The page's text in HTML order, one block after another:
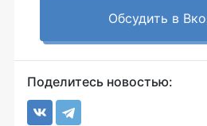
Обсудить в
Поделитесь новостью: